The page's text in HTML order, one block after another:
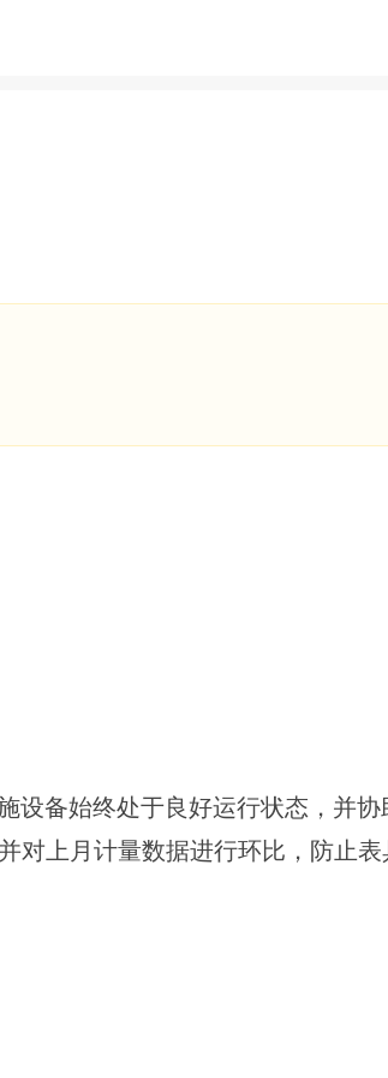
备始终处于良好运行状态，并
上月计量数据进行环比，防止